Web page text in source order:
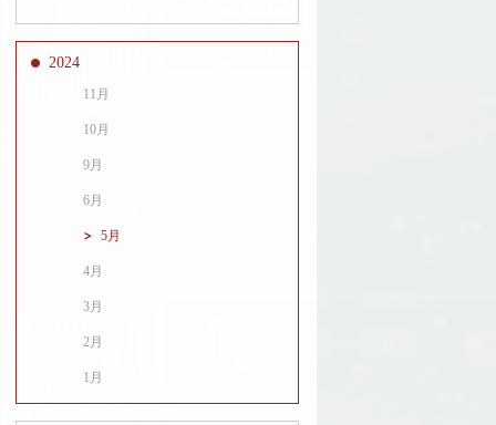
2024
11月
10月
9月
6月
5月
4月
3月
2月
1月